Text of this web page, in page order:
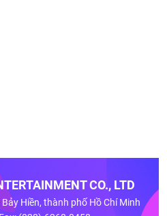
CO., LTD
Hiền, thành phố Hồ Chí Minh